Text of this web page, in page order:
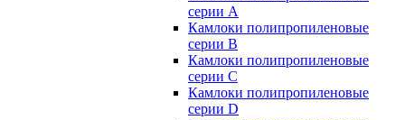
серии А
Камлоки полипропиленовые
серии B
Камлоки полипропиленовые
серии C
Камлоки полипропиленовые
серии D